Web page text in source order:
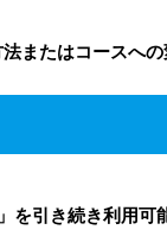
またはコースへ
を引き続き利用可